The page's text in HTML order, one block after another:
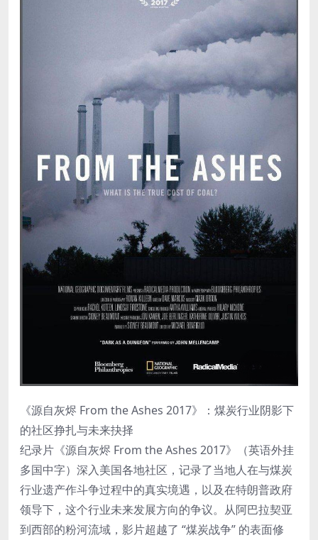
《源自灰烬 From the Ashes 2017》：煤炭行业阴影下
的社区挣扎与未来抉择
纪录片《源自灰烬 From the Ashes 2017》（英语外挂
多国中字）深入美国各地社区，记录了当地人在与煤炭
行业遗产作斗争过程中的真实境遇，以及在特朗普政府
领导下，这个行业未来发展方向的争议。从阿巴拉契亚
到西部的粉河流域，影片超越了 “煤炭战争” 的表面修